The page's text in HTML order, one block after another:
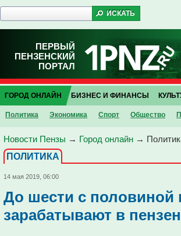
ПЕРВЫЙ
ПЕНЗЕНСКИЙ
ПОРТАЛ
ГОРОД ОНЛАЙН
Политика Экономика Спорт Общество
БИЗНЕС И ФИНАНСЫ
Новости Пензы → Город онлайн →
ПОЛИТИКА
14 мая 2019, 06:00
До шести с половиной
зарабатывают в